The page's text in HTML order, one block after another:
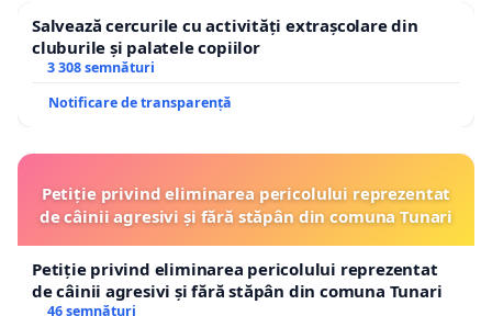
Salvează cercurile cu activități extrașcolare din
cluburile și palatele copiilor
3 308 semnături
Notificare de transparență
Petiție privind eliminarea pericolului reprezentat
de câinii agresivi și fără stăpân din comuna Tunari
Petiție privind eliminarea pericolului reprezentat
de câinii agresivi și fără stăpân din comuna Tunari
46 semnături